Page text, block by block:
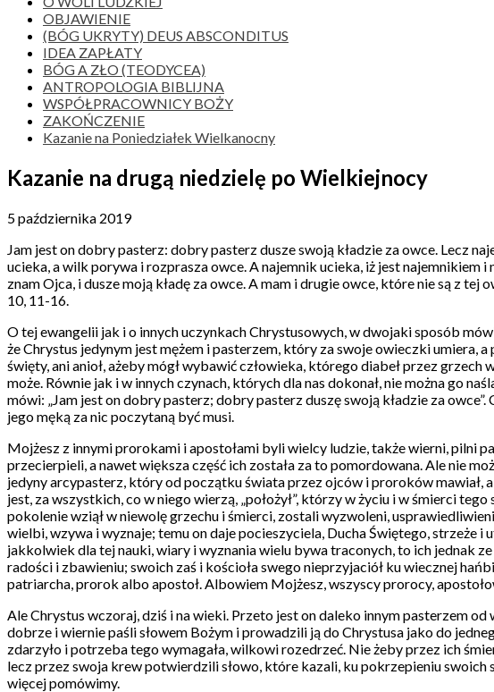
OBJAWIENIE
(BÓG UKRYTY) DEUS ABSCONDITUS
IDEA ZAPŁATY
BÓG A ZŁO (TEODYCEA)
ANTROPOLOGIA BIBLIJNA
WSPÓŁPRACOWNICY BOŻY
ZAKOŃCZENIE
Kazanie na Poniedziałek Wielkanocny
Kazanie na drugą niedzielę po Wielkiejnocy
5 października 2019
Jam jest on dobry pasterz: dobry pasterz dusze swoją kładzie za owce. Lecz
ucieka, a wilk porywa i rozprasza owce. A najemnik ucieka, iż jest najemnikiem
znam Ojca, i dusze moją kładę za owce. A mam i drugie owce, które nie są z tej
10, 11-16.
O tej ewangelii jak i o innych uczynkach Chrystusowych, w dwojaki sposób
że Chrystus jedynym jest mężem i pasterzem, który za swoje owieczki umiera,
święty, ani anioł, ażeby mógł wybawić człowieka, którego diabeł przez
może. Równie jak i w innych czynach, których dla nas dokonał, nie można go
mówi: „Jam jest on dobry pasterz; dobry pasterz duszę swoją kładzie za
jego męką za nic poczytaną być musi.
Mojżesz z innymi prorokami i apostołami byli wielcy ludzie, także wierni, pilni
przecierpieli, a nawet większa część ich została za to pomordowana. Ale nie
jedyny arcypasterz, który od początku świata przez ojców i proroków mawiał, a
jest, za wszystkich, co w niego wierzą, „położył”, którzy w życiu i w śmierci
pokolenie wziął w niewolę grzechu i śmierci, zostali wyzwoleni,
wielbi, wzywa i wyznaje; temu on daje pocieszyciela, Ducha Świętego, strzeże
jakkolwiek dla tej nauki, wiary i wyznania wielu bywa traconych, to ich jednak
radości i zbawieniu; swoich zaś i kościoła swego nieprzyjaciół ku wiecznej
patriarcha, prorok albo apostoł. Albowiem Mojżesz, wszyscy prorocy,
Ale Chrystus wczoraj, dziś i na wieki. Przeto jest on daleko innym pasterzem
dobrze i wiernie paśli słowem Bożym i prowadzili ją do Chrystusa jako do
zdarzyło i potrzeba tego wymagała, wilkowi rozedrzeć. Nie żeby przez ich
lecz przez swoja krew potwierdzili słowo, które kazali, ku pokrzepieniu swoich
więcej pomówimy.